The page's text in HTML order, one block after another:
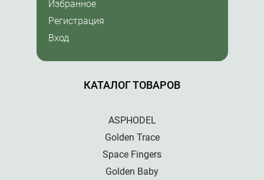
КАТАЛОГ ТОВАРОВ
ASPHODEL
Golden Trace
Space Fingers
Golden Baby
Избранное
Регистрация
Вход